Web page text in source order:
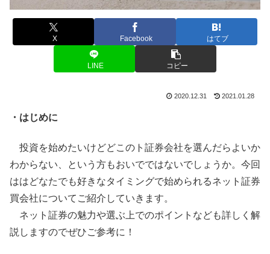
X Facebook はてブ
LINE コピー
2020.12.31 2021.01.28
・はじめに
投資を始めたいけどどこのト証券会社を選んだらよいか
わからない、という方もおいでではないでしょうか。今回
ははどなたでも好きなタイミングで始められるネット証券
買会社についてご紹介していきます。
ネット証券の魅力や選ぶ上でのポイントなども詳しく解
説しますのでぜひご参考に！